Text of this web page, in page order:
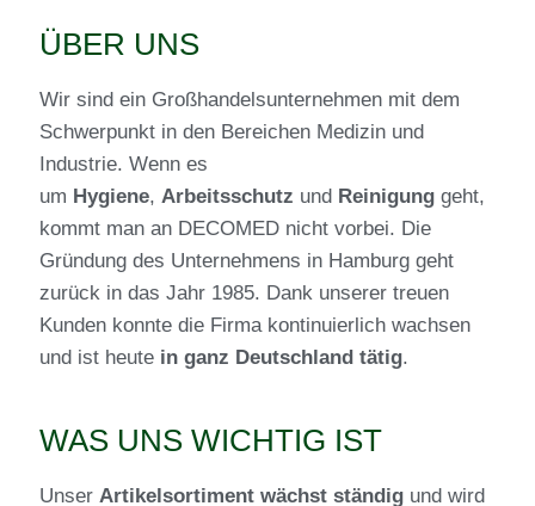
ÜBER UNS
Wir sind ein Großhandelsunternehmen mit dem
Schwerpunkt in den Bereichen Medizin und
Industrie. Wenn es
um Hygiene, Arbeitsschutz und Reinigunggeht,
kommt man an DECOMED nicht vorbei. Die
Gründung des Unternehmens in Hamburg geht
zurück in das Jahr 1985. Dank unserer treuen
Kunden konnte die Firma kontinuierlich wachsen
und ist heute in ganz Deutschland tätig.
WAS UNS WICHTIG IST
Unser Artikelsortiment wächst ständigund wird